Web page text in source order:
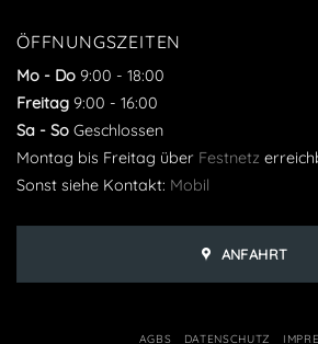
ÖFFNUNGSZEITEN
Mo - Do 9:00 - 18:00
Freitag 9:00 - 16:00
Sa - So Geschlossen
Montag bis Freitag über Festnetz
Sonst siehe Kontakt: Mobil
ANFAHRT
AGBS DATENSCHUTZ